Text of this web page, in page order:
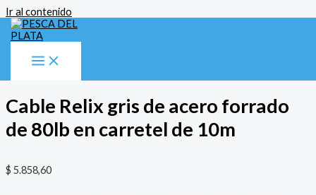
Ir al contenido
forrado de 80lb en carretel de 10m
Cable Relix gris de acero forrado
de 80lb en carretel de 10m
$ 5.858,60